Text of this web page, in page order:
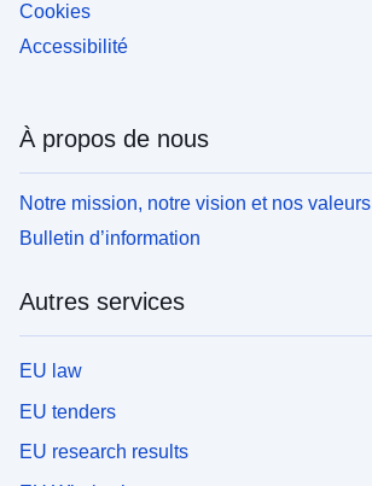
Cookies
Accessibilité
À propos de nous
Notre mission, notre vision et nos valeurs
Bulletin d’information
Autres services
EU law
EU tenders
EU research results